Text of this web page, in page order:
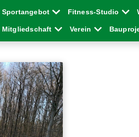
Sportangebot Fitness-Studio
Mitgliedschaft Verein